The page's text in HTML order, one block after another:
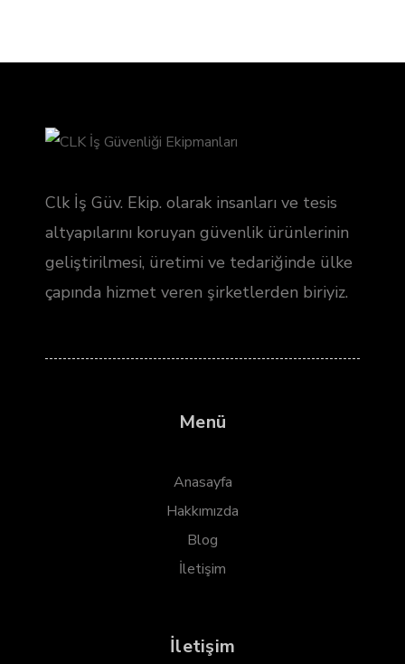
Clk İş Güv. Ekip. olarak insanları ve tesis
altyapılarını koruyan güvenlik ürünlerinin
geliştirilmesi, üretimi ve tedariğinde ülke
çapında hizmet veren şirketlerden biriyiz.
Menü
Anasayfa
Hakkımızda
Blog
İletişim
İletişim